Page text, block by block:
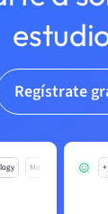
Regístrate
Mo